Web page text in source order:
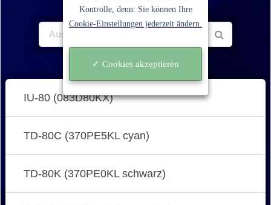
IU-80 (083D80KX)
TD-80C (370PE5KL cyan)
TD-80K (370PE0KL schwarz)
Kontrolle, denn: Sie können Ihre
Cookie-Einstellungen jederzeit ändern.
✓ Cookies akzeptieren